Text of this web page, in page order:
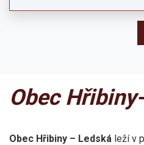
Obec
Obec Hřibiny – Ledská leží v